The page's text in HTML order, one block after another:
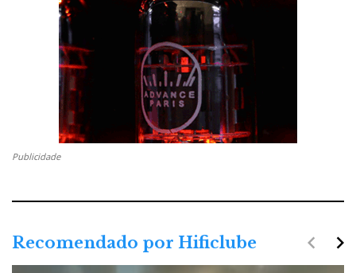
Publicidade
Recomendado por Hificlube navigate_next
navigate_before